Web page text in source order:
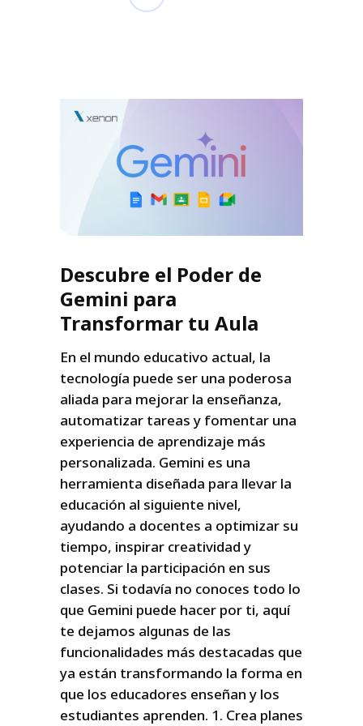
Descubre el Poder de
Gemini para
Transformar tu Aula
En el mundo educativo actual, la
tecnología puede ser una poderosa
aliada para mejorar la enseñanza,
automatizar tareas y fomentar una
experiencia de aprendizaje más
personalizada. Gemini es una
herramienta diseñada para llevar la
educación al siguiente nivel,
ayudando a docentes a optimizar su
tiempo, inspirar creatividad y
potenciar la participación en sus
clases. Si todavía no conoces todo lo
que Gemini puede hacer por ti, aquí
te dejamos algunas de las
funcionalidades más destacadas que
ya están transformando la forma en
que los educadores enseñan y los
estudiantes aprenden. 1. Crea planes